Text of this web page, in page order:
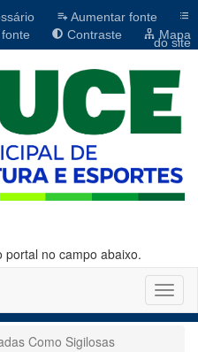
Aumentar fonte
Contraste Mapa
do site
no campo abaixo.
Como Sigilosas